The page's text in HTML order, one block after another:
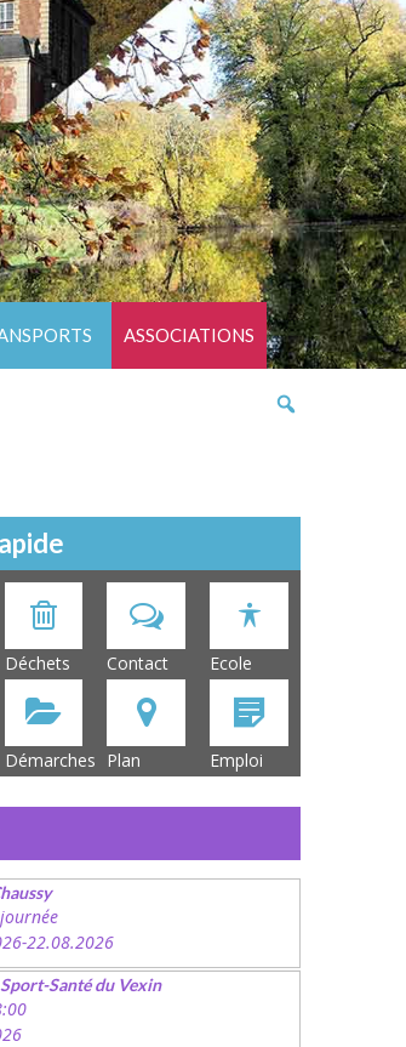
ASSOCIATIONS
Déchets Contact Ecole
Démarches Plan Emploi
22.08.2026
Santé du Vexin